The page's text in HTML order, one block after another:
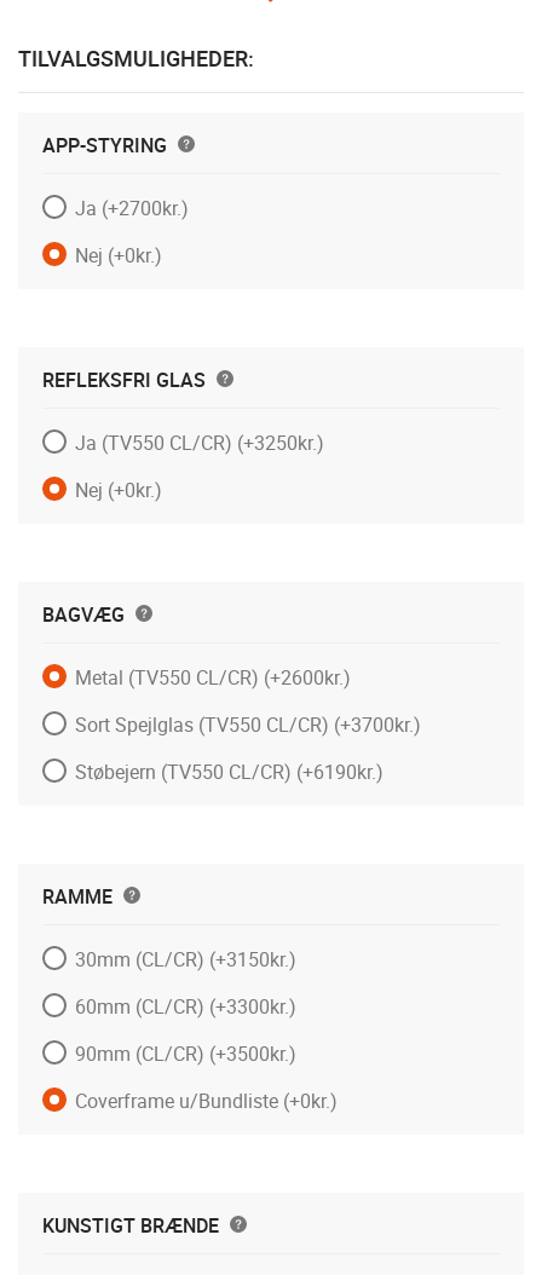
TILVALGSMULIGHEDER:
APP-STYRING
Ja (+2700kr.)
Nej (+0kr.)
REFLEKSFRI GLAS
Ja (TV550 CL/CR) (+3250kr.)
Nej (+0kr.)
BAGVÆG
Metal (TV550 CL/CR) (+2600kr.)
Sort Spejlglas (TV550 CL/CR) (+3700kr.)
Støbejern (TV550 CL/CR) (+6190kr.)
RAMME
30mm (CL/CR) (+3150kr.)
60mm (CL/CR) (+3300kr.)
90mm (CL/CR) (+3500kr.)
Coverframe u/Bundliste (+0kr.)
KUNSTIGT BRÆNDE